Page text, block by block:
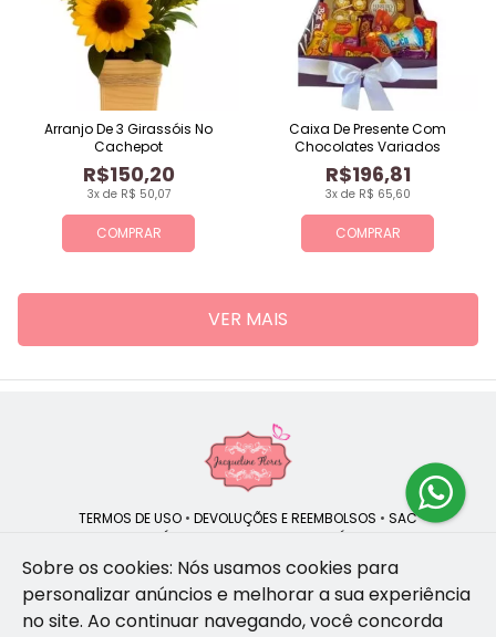
COMPRAR
3x de R$ 50,07
R$150,20
Arranjo De 3 Girassóis No
Cachepot
COMPRAR
3x de R$ 65,60
R$196,81
Caixa De Presente Com
Chocolates Variados
VER MAIS
TERMOS DE USO • DEVOLUÇÕES E REEMBOLSOS • SAC
POLÍTICA DE PRIVACIDADE POLÍTICA DE COOKIES
Jacqueline Flores | CNPJ: 47.335.418/0001-13
Sobre os cookies: Nós usamos cookies para
personalizar anúncios e melhorar a sua experiência
no site. Ao continuar navegando, você concorda